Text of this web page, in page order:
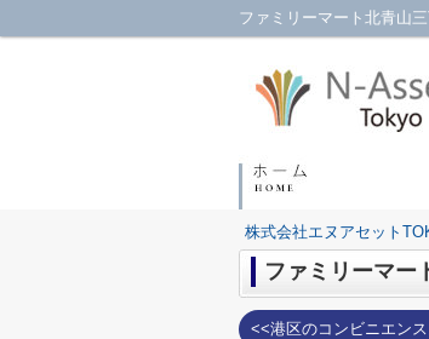
ファミリーマート北青山
株式会社エヌアセット
ファミリーマー
<<港区のコンビニエン